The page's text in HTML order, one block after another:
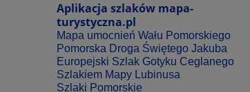
Aplikacja szlaków mapa-
turystyczna.pl
Mapa umocnień Wału Pomorskiego
Pomorska Droga Świętego Jakuba
Europejski Szlak Gotyku Ceglanego
Szlakiem Mapy Lubinusa
Szlaki Pomorskie